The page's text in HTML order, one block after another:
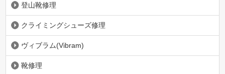
登山靴修理
クライミングシューズ修理
ヴィブラム(Vibram)
靴修理